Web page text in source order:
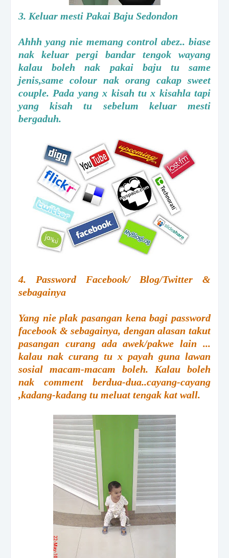
3. Keluar mesti Pakai Baju Sedondon
Ahhh yang nie memang control abez.. biase
nak keluar pergi bandar tengok wayang
kalau boleh nak pakai baju tu same
jenis,same colour nak orang cakap sweet
couple. Pada yang x kisah tu x kisahla tapi
yang kisah tu sebelum keluar mesti
bergaduh.
4. Password Facebook/ Blog/Twitter &
sebagainya
Yang nie plak pasangan kena bagi password
facebook & sebagainya, dengan alasan takut
pasangan curang ada awek/pakwe lain ...
kalau nak curang tu x payah guna lawan
sosial macam-macam boleh. Kalau boleh
nak comment berdua-dua..cayang-cayang
,kadang-kadang tu meluat tengak kat wall.